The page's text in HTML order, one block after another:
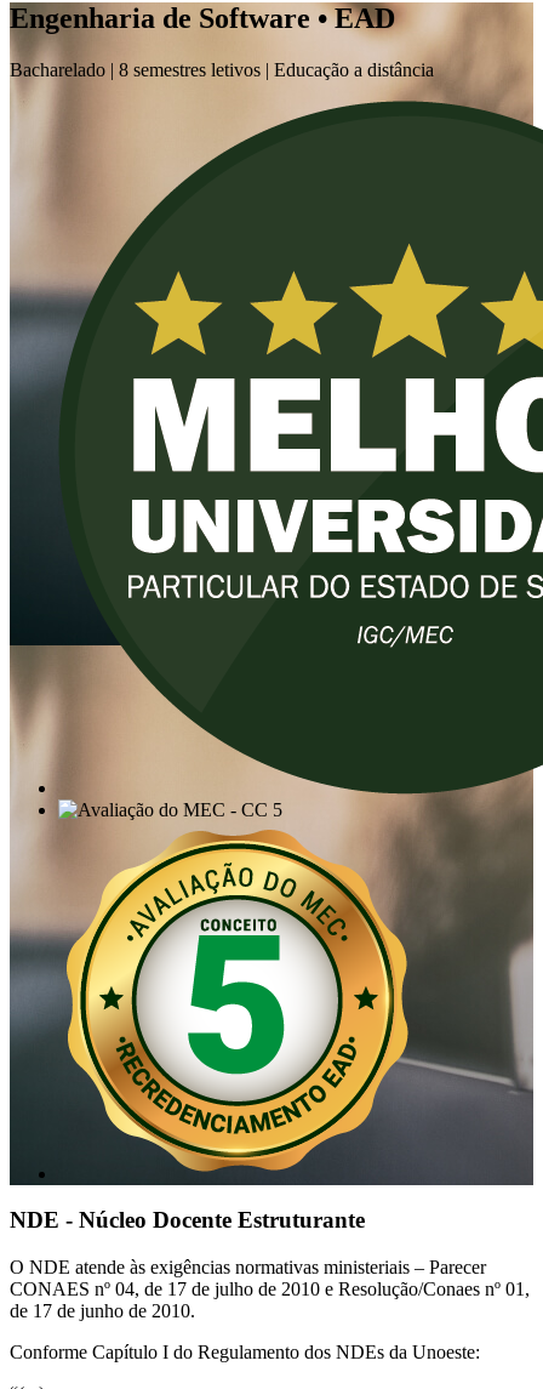
Engenharia de Software • EAD
Bacharelado | 8 semestres letivos | Educação a distância
NDE - Núcleo Docente Estruturante
O NDE atende às exigências normativas ministeriais – Parecer
CONAES nº 04, de 17 de julho de 2010 e Resolução/Conaes nº 01,
de 17 de junho de 2010.
Conforme Capítulo I do Regulamento dos NDEs da Unoeste: